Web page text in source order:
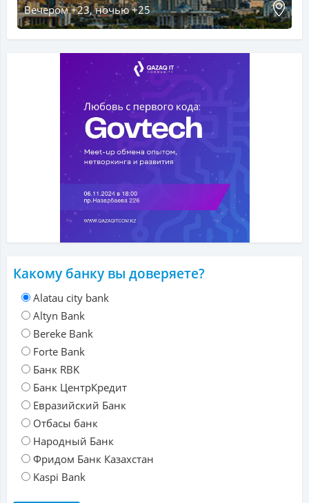
Вечером +23, ночью +25
Какому банку вы доверяете?
Alatau city bank
Altyn Bank
Bereke Bank
Forte Bank
Банк RBK
Банк ЦентрКредит
Евразийский Банк
Отбасы банк
Народный Банк
Фридом Банк Казахстан
Kaspi Bank